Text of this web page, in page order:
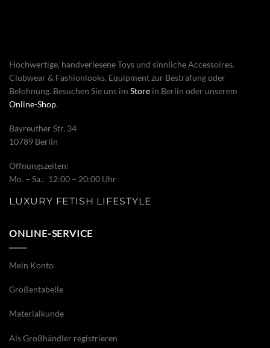
Hochwertige, handverlesene Toys und sinnliche Accessoires.
Clubwear & Fashionlooks. Equipment zur Bestrafung oder
Belohnung. Besuchen Sie uns im Store in Berlin oder unserem
Online-Shop.
Bayreuther Str. 34
10789 Berlin
Öffnungszeiten:
Mo. – Sa.: 12:00 – 20:00 Uhr
LUXURY FETISH LIFESTYLE
ONLINE-SERVICE
Mein Konto
Größentabelle
Materialkunde
Als Großhändler registrieren